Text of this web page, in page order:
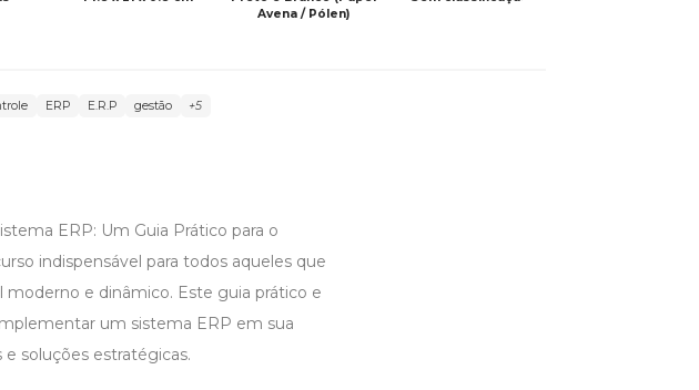
Avena / Pólen)
ERP E.R.P gestão +5
ERP: Um Guia Prático para o
indispensável para todos aqueles que
e dinâmico. Este guia prático e
um sistema ERP em sua
soluções estratégicas.